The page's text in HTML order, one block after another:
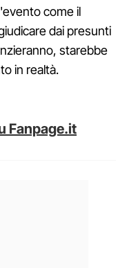
come il
dai presunti
starebbe
in realtà.
Fanpage.it